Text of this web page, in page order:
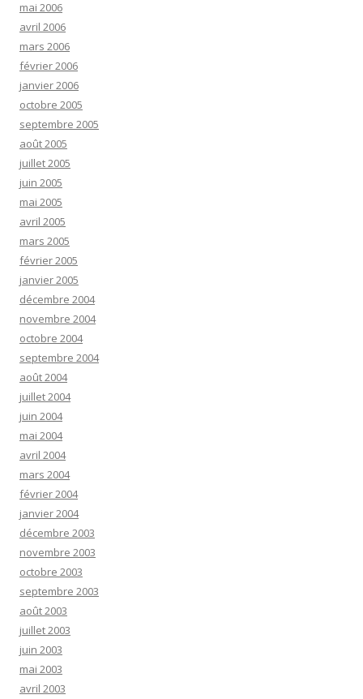
mai 2006
avril 2006
mars 2006
février 2006
janvier 2006
octobre 2005
septembre 2005
août 2005
juillet 2005
juin 2005
mai 2005
avril 2005
mars 2005
février 2005
janvier 2005
décembre 2004
novembre 2004
octobre 2004
septembre 2004
août 2004
juillet 2004
juin 2004
mai 2004
avril 2004
mars 2004
février 2004
janvier 2004
décembre 2003
novembre 2003
octobre 2003
septembre 2003
août 2003
juillet 2003
juin 2003
mai 2003
avril 2003